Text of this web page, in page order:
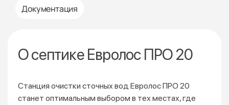
Документация
О септике Евролос ПРО 20
Станция очистки сточных вод Евролос ПРО 20
станет оптимальным выбором в тех местах, где